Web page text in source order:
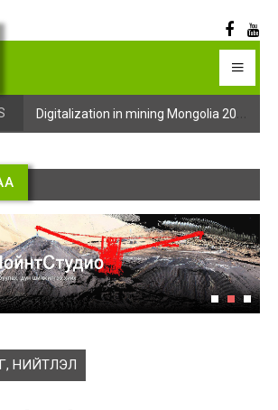
бүртгэл эхэллээ Digitalization in mining Mongolia 2025 арга хэмжээний бүртгэл эхэллээ
НИЙТЛЭЛ